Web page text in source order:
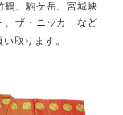
鶴、駒ケ岳、宮城峡
、ザ・ニッカ など
取ります。